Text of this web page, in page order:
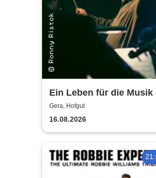
Ein Leben für die Musik
Danke, Thomas
Theater Altenburg Gera
Gera, Hofgut
16.08.2026